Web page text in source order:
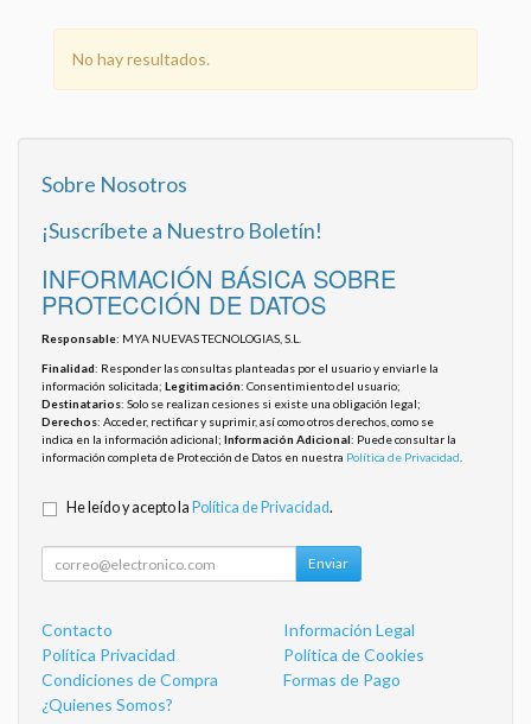
No hay resultados.
Sobre Nosotros
¡Suscríbete a Nuestro Boletín!
INFORMACIÓN BÁSICA SOBRE
PROTECCIÓN DE DATOS
Responsable: MYA NUEVAS TECNOLOGIAS, S.L.
Finalidad: Responder las consultas planteadas por el usuario y enviarle la
información solicitada; Legitimación: Consentimiento del usuario;
Destinatarios: Solo se realizan cesiones si existe una obligación legal;
Derechos: Acceder, rectificar y suprimir, así como otros derechos, como se
indica en la información adicional; Información Adicional: Puede consultar la
información completa de Protección de Datos en nuestra Política de Privacidad
He leído y acepto la Política de Privacidad.
Enviar
Contacto
Información Legal
Política Privacidad
Política de Cookies
Condiciones de Compra
Formas de Pago
¿Quienes Somos?